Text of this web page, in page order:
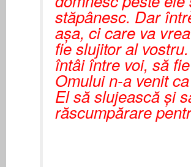
stăpânesc. Dar
aşa, ci care va
fie slujitor al
întâi între voi, să
Omului n-a venit
El să slujească şi
răscumpărare